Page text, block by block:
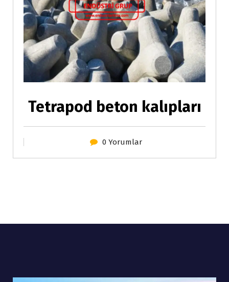
Tetrapod beton kalıpları
0 Yorumlar